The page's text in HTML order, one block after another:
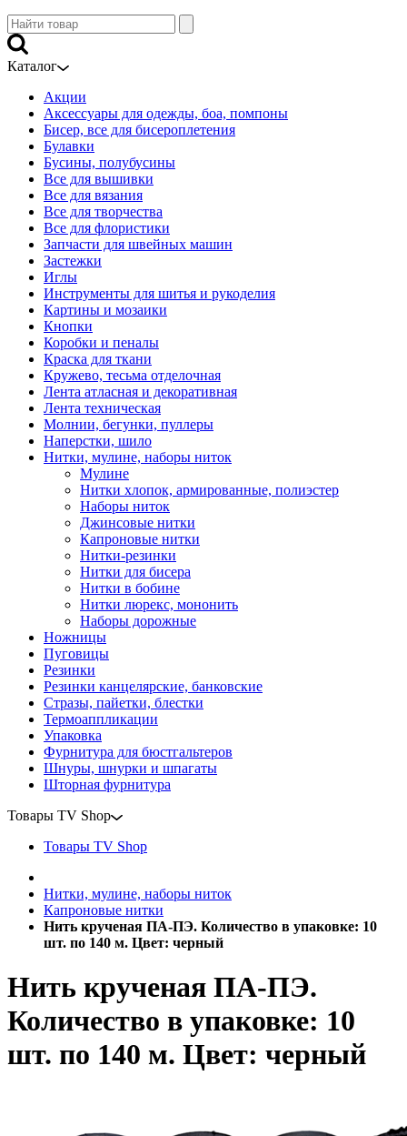
Каталог
Акции
Аксессуары для одежды, боа, помпоны
Бисер, все для бисероплетения
Булавки
Бусины, полубусины
Все для вышивки
Все для вязания
Все для творчества
Все для флористики
Запчасти для швейных машин
Застежки
Иглы
Инструменты для шитья и рукоделия
Картины и мозаики
Кнопки
Коробки и пеналы
Краска для ткани
Кружево, тесьма отделочная
Лента атласная и декоративная
Лента техническая
Молнии, бегунки, пуллеры
Наперстки, шило
Нитки, мулине, наборы ниток
Мулине
Нитки хлопок, армированные, полиэстер
Наборы ниток
Джинсовые нитки
Капроновые нитки
Нитки-резинки
Нитки для бисера
Нитки в бобине
Нитки люрекс, мононить
Наборы дорожные
Ножницы
Пуговицы
Резинки
Резинки канцелярские, банковские
Стразы, пайетки, блестки
Термоаппликации
Упаковка
Фурнитура для бюстгальтеров
Шнуры, шнурки и шпагаты
Шторная фурнитура
Товары TV Shop
Товары TV Shop
Нитки, мулине, наборы ниток
Капроновые нитки
Нить крученая ПА-ПЭ. Количество в упаковке: 10
шт. по 140 м. Цвет: черный
Нить крученая ПА-ПЭ.
Количество в упаковке: 10
шт. по 140 м. Цвет: черный